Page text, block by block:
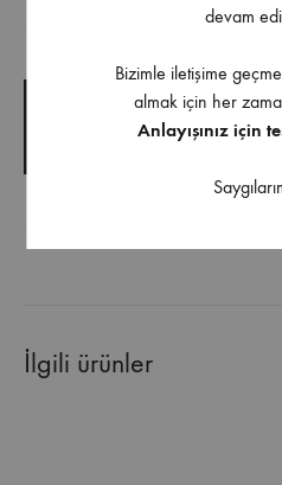
TEKNIK ÇIZIM
İlgili ürünler
devam
Bizimle iletişime
almak için her
Anlayışınız için